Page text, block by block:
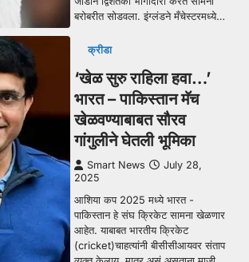
बरोबरीत सोडवला. इंग्लंडने मँचेस्टरमध्ये…
क्रीडा
‘खेळ सुरु राहिला हवा…’
भारत – पाकिस्तान मॅच
खेळवण्याबाबत सौरव
गांगुलीने घेतली भूमिका
Smart News
July 28,
2025
आशिया कप 2025 मध्ये भारत -
पाकिस्तान हे संघ क्रिकेट सामना खेळणार
आहेत. याबाबत भारतीय क्रिकेट
(cricket)चाहत्यांनी बीसीसीआयवर संताप